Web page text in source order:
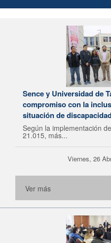
Sence y Universidad de
compromiso con la
situación de
Según la implementación
21.015, más...
Viernes, 26
Ver más